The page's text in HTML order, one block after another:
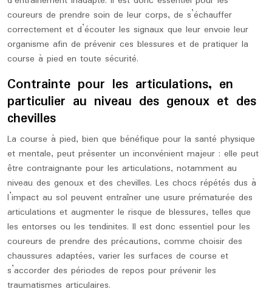
coureurs de prendre soin de leur corps, de s’échauffer
correctement et d’écouter les signaux que leur envoie leur
organisme afin de prévenir ces blessures et de pratiquer la
course à pied en toute sécurité.
Contrainte pour les articulations, en
particulier au niveau des genoux et des
chevilles
La course à pied, bien que bénéfique pour la santé physique
et mentale, peut présenter un inconvénient majeur : elle peut
être contraignante pour les articulations, notamment au
niveau des genoux et des chevilles. Les chocs répétés dus à
l’impact au sol peuvent entraîner une usure prématurée des
articulations et augmenter le risque de blessures, telles que
les entorses ou les tendinites. Il est donc essentiel pour les
coureurs de prendre des précautions, comme choisir des
chaussures adaptées, varier les surfaces de course et
s’accorder des périodes de repos pour prévenir les
traumatismes articulaires.